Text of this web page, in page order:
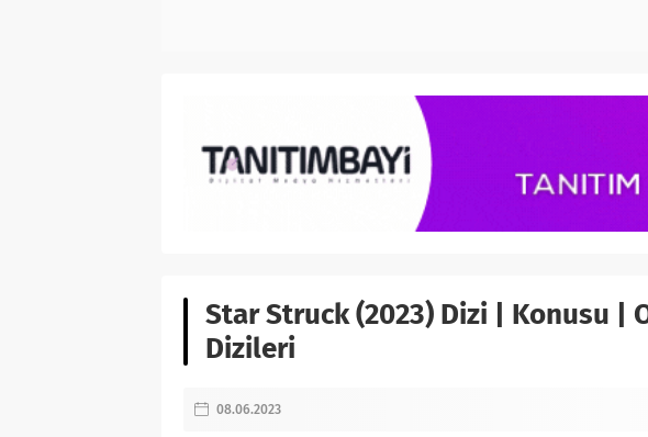
Star Struck (2023) Dizi | Konusu |
Dizileri
08.06.2023